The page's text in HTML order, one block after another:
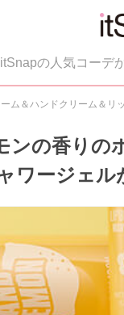
itSnapの人気コーデ
ム＆ハンドクリーム＆リ
の香りの
ワージェル